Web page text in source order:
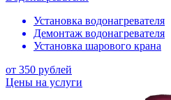
Установка водонагревателя
Демонтаж водонагревателя
Установка шарового крана
от 350 рублей
Цены на услуги